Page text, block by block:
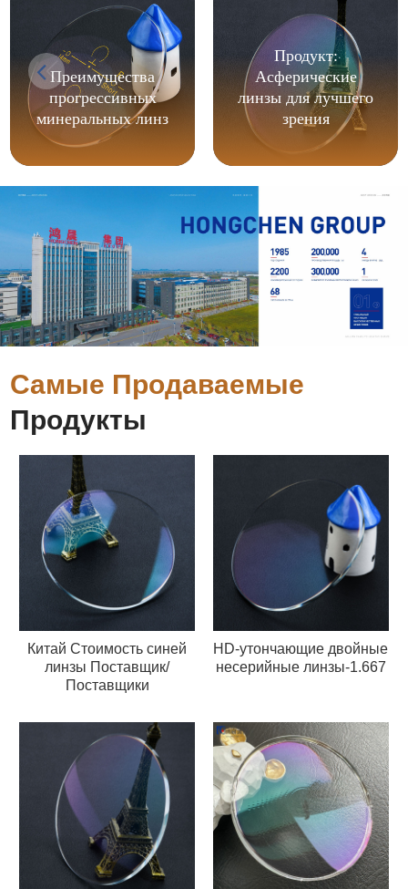
Преимущества
прогрессивных
минеральных линз
Продукт:
Асферические
линзы для лучшего
зрения
Самые Продаваемые
Продукты
Китай Стоимость синей
линзы Поставщик/
Поставщики
HD-утончающие двойные
несерийные линзы-1.667